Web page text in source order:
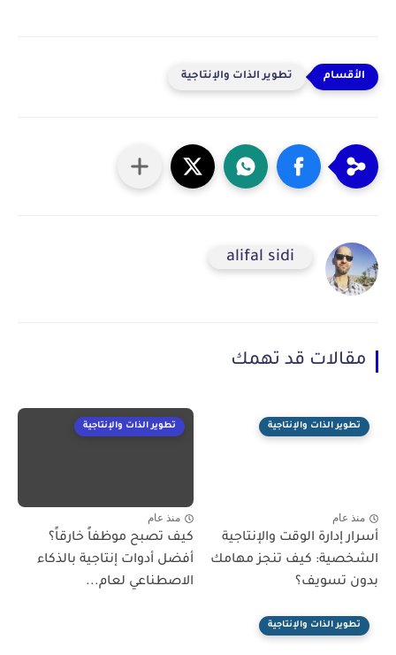
تطوير الذات والإنتاجية
alifal sidi
مقالات قد تهمك
تطوير الذات والإنتاجية
منذ عام
أسرار إدارة الوقت والإنتاجية
الشخصية: كيف تنجز مهامك
بدون تسويف؟
تطوير الذات والإنتاجية
منذ عام
كيف تصبح موظفاً خارقاً؟
أفضل أدوات إنتاجية بالذكاء
الاصطناعي لعام...
تطوير الذات والإنتاجية